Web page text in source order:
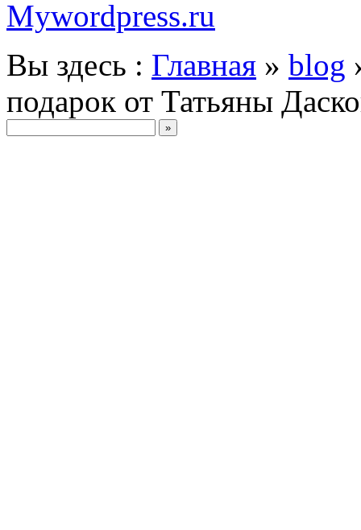
Mywordpress.ru
Вы здесь : Главная » blog
подарок от Татьяны